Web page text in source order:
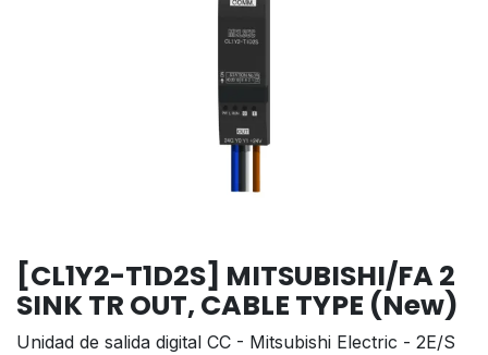
[CL1Y2-T1D2S] MITSUBISHI/FA 2
SINK TR OUT, CABLE TYPE (New)
Unidad de salida digital CC - Mitsubishi Electric - 2E/S